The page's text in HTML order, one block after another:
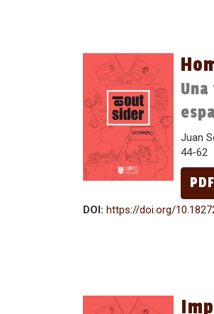
Juan
44-62
PDF
DOI: https://doi.org/